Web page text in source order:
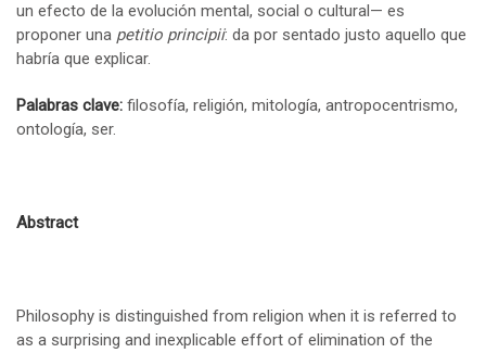
un efecto de la evolución mental, social o cultural— es
proponer una petitio principii: da por sentado justo aquello que
habría que explicar.
Palabras clave: filosofía, religión, mitología, antropocentrismo,
ontología, ser.
Abstract
Philosophy is distinguished from religion when it is referred to
as a surprising and inexplicable effort of elimination of the